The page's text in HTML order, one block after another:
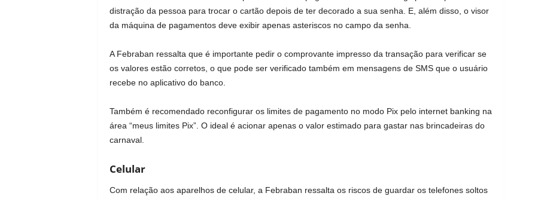
distração da pessoa para trocar o cartão depois de ter decorado a sua senha. E, além disso, o visor
da máquina de pagamentos deve exibir apenas asteriscos no campo da senha.
A Febraban ressalta que é importante pedir o comprovante impresso da transação para verificar se
os valores estão corretos, o que pode ser verificado também em mensagens de SMS que o usuário
recebe no aplicativo do banco.
Também é recomendado reconfigurar os limites de pagamento no modo Pix pelo internet banking na
área “meus limites Pix”. O ideal é acionar apenas o valor estimado para gastar nas brincadeiras do
carnaval.
Celular
Com relação aos aparelhos de celular, a Febraban ressalta os riscos de guardar os telefones soltos